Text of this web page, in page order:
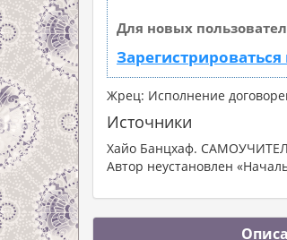
Для новых
Зарегистрироваться
Жрец: Исполнение
Источники
Хайо Банцхаф.
Автор неустановлен